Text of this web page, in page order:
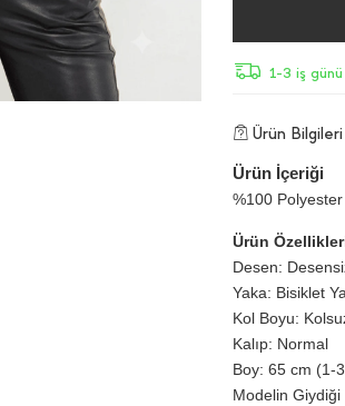
1-3 iş
Ürün Bilgileri
Ürün İçeriği
%100 Polyester
Ürün
Desen:
Yaka: Bisiklet
Kol Boyu:
Kalıp: Normal
Boy: 65 cm (1-
Modelin